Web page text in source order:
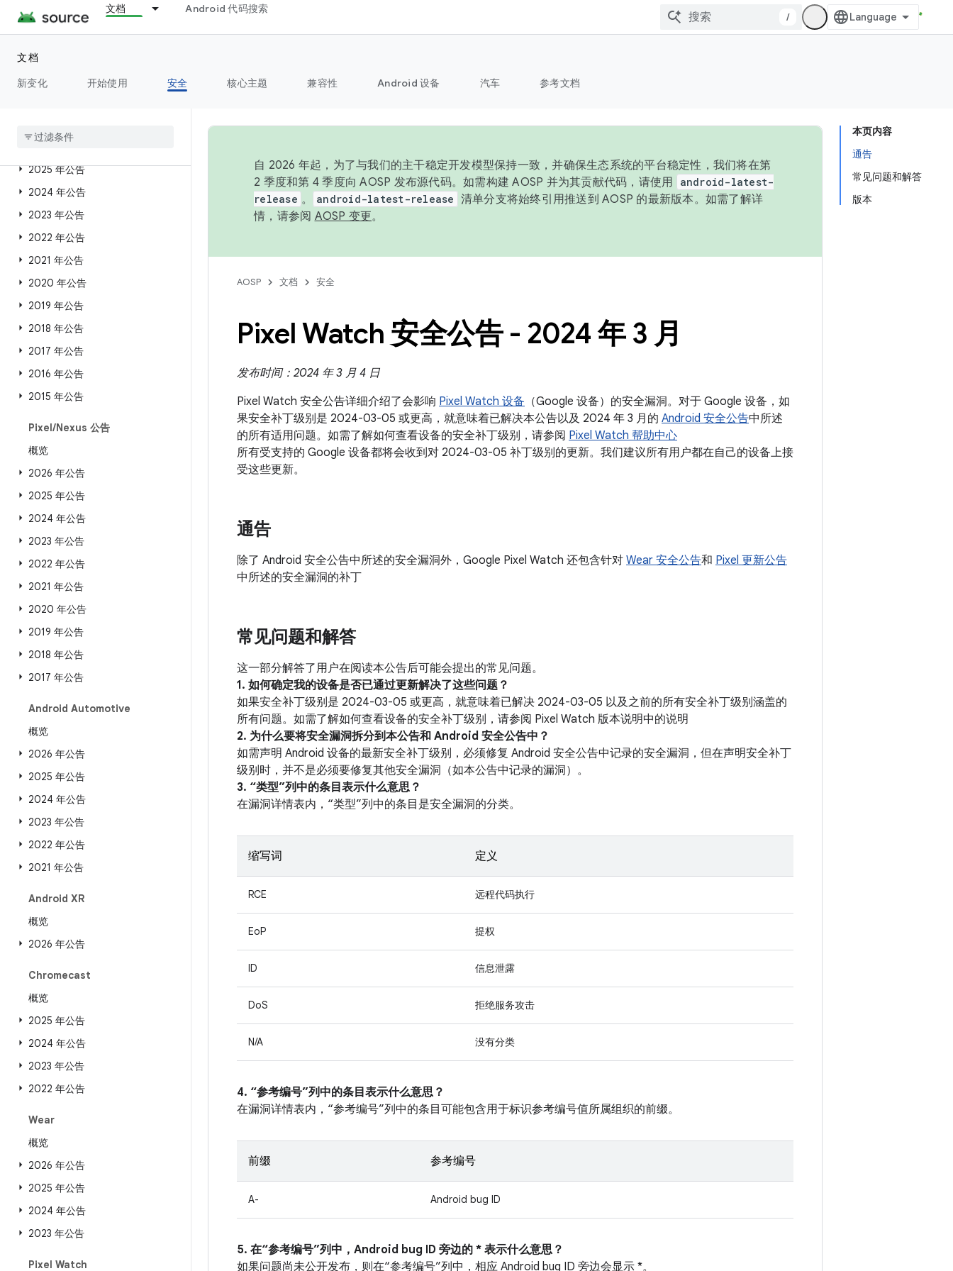
文档 Android 代码搜索
/
文档
新变化
开始使用 安全 核心主题 兼容性 Android 设备 汽车 参考文档
安全概览
Android 安全公告
2025 年公告
2024 年公告
2023 年公告
2022 年公告
2021 年公告
2020 年公告
2019 年公告
2018 年公告
2017 年公告
2016 年公告
2015 年公告
Pixel/Nexus 公告
概览
2026 年公告
2025 年公告
2024 年公告
2023 年公告
2022 年公告
2021 年公告
2020 年公告
2019 年公告
2018 年公告
2017 年公告
Android Automotive
概览
2026 年公告
2025 年公告
2024 年公告
2023 年公告
2022 年公告
2021 年公告
Android XR
概览
2026 年公告
Chromecast
概览
2025 年公告
2024 年公告
2023 年公告
2022 年公告
Wear
概览
2026 年公告
2025 年公告
2024 年公告
2023 年公告
Pixel Watch
本页内容
通告
常见问题和解答
版本
自 2026 年起，为了与我们的主干稳定开发模型保持一致，并确保生态系统的平台稳定性，我们将在第
2 季度和第 4 季度向 AOSP 发布源代码。如需构建 AOSP 并为其贡献代码，请使用
android-latest-
release 。 android-latest-release 清单分支将始终引用推送到 AOSP 的最新版本。如需了解详
情，请参阅 AOSP 变更。
AOSP 文档 安全
Pixel Watch 安全公告 - 2024 年 3 月
发布时间：2024 年 3 月 4 日
Pixel Watch 安全公告详细介绍了会影响 Pixel Watch 设备 （Google 设备）的安全漏洞。对于 Google 设备，如
果安全补丁级别是 2024-03-05 或更高，就意味着已解决本公告以及 2024 年 3 月的 Android 安全公告中所述
的所有适用问题。如需了解如何查看设备的安全补丁级别，请参阅 Pixel Watch 帮助中心
所有受支持的 Google 设备都将会收到对 2024-03-05 补丁级别的更新。我们建议所有用户都在自己的设备上接
受这些更新。
通告
除了 Android 安全公告中所述的安全漏洞外，Google Pixel Watch 还包含针对 Wear 安全公告和 Pixel 更新公告
中所述的安全漏洞的补丁
常见问题和解答
这一部分解答了用户在阅读本公告后可能会提出的常见问题。
1. 如何确定我的设备是否已通过更新解决了这些问题？
如果安全补丁级别是 2024-03-05 或更高，就意味着已解决 2024-03-05 以及之前的所有安全补丁级别涵盖的
所有问题。如需了解如何查看设备的安全补丁级别，请参阅 Pixel Watch 版本说明中的说明
2. 为什么要将安全漏洞拆分到本公告和 Android 安全公告中？
如需声明 Android 设备的最新安全补丁级别，必须修复 Android 安全公告中记录的安全漏洞，但在声明安全补丁
级别时，并不是必须要修复其他安全漏洞（如本公告中记录的漏洞）。
3. “类型”列中的条目表示什么意思？
在漏洞详情表内，“类型”列中的条目是安全漏洞的分类。
缩写词 定义
RCE 远程代码执行
EoP 提权
ID 信息泄露
DoS 拒绝服务攻击
N/A 没有分类
4. “参考编号”列中的条目表示什么意思？
在漏洞详情表内，“参考编号”列中的条目可能包含用于标识参考编号值所属组织的前缀。
前缀 参考编号
A- Android bug ID
5. 在“参考编号”列中，Android bug ID 旁边的 * 表示什么意思？
如果问题尚未公开发布，则在“参考编号”列中，相应 Android bug ID 旁边会显示 *。